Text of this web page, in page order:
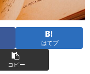
はてブ
コピー